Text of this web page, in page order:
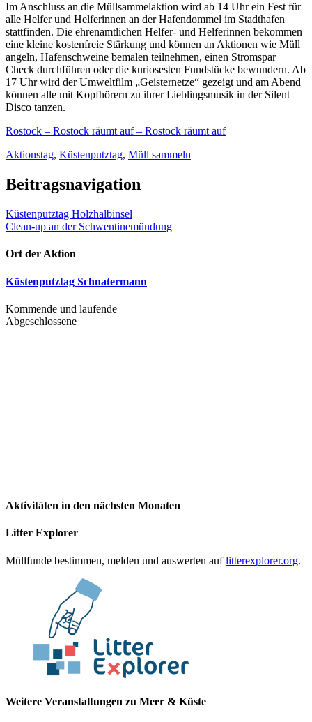
Im Anschluss an die Müllsammelaktion wird ab 14 Uhr ein Fest für
alle Helfer und Helferinnen an der Hafendommel im Stadthafen
stattfinden. Die ehrenamtlichen Helfer- und Helferinnen bekommen
eine kleine kostenfreie Stärkung und können an Aktionen wie Müll
angeln, Hafenschweine bemalen teilnehmen, einen Stromspar
Check durchführen oder die kuriosesten Fundstücke bewundern. Ab
17 Uhr wird der Umweltfilm „Geisternetze“ gezeigt und am Abend
können alle mit Kopfhörern zu ihrer Lieblingsmusik in der Silent
Disco tanzen.
Rostock – Rostock räumt auf – Rostock räumt auf
Aktionstag, Küstenputztag, Müll sammeln
Beitragsnavigation
Küstenputztag Holzhalbinsel
Clean-up an der Schwentinemündung
Ort der Aktion
Küstenputztag Schnatermann
Kommende und laufende
Abgeschlossene
Aktivitäten in den nächsten Monaten
Litter Explorer
Müllfunde bestimmen, melden und auswerten auflitterexplorer.org.
Weitere Veranstaltungen zu Meer & Küste